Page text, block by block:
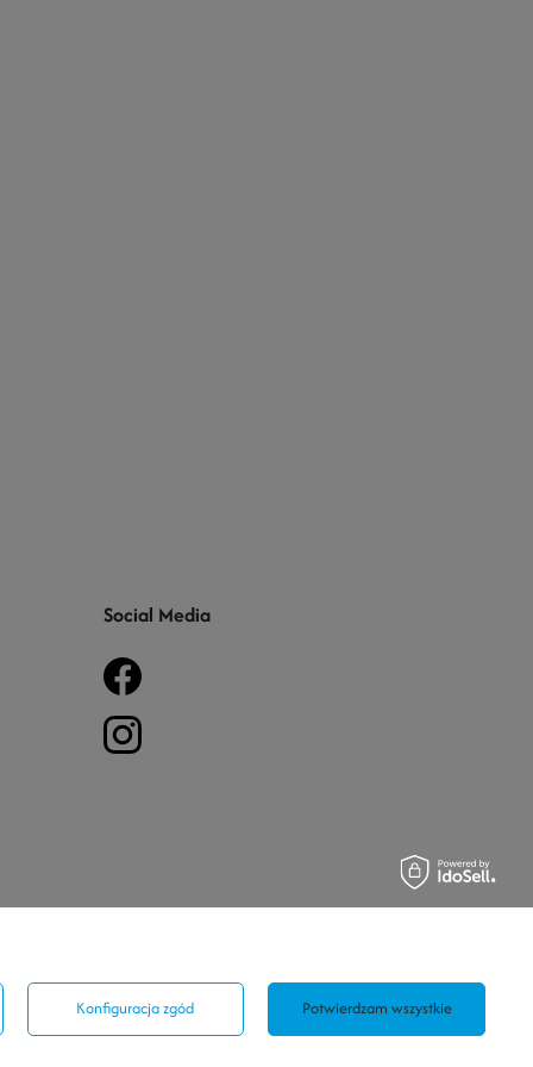
Social Media
Konfiguracja zgód Potwierdzam wszystkie